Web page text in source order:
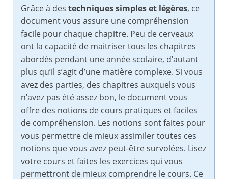
Grâce à des techniques simples et légères, ce
document vous assure une compréhension
facile pour chaque chapitre. Peu de cerveaux
ont la capacité de maitriser tous les chapitres
abordés pendant une année scolaire, d’autant
plus qu’il s’agit d’une matière complexe. Si vous
avez des parties, des chapitres auxquels vous
n’avez pas été assez bon, le document vous
offre des notions de cours pratiques et faciles
de compréhension. Les notions sont faites pour
vous permettre de mieux assimiler toutes ces
notions que vous avez peut-être survolées. Lisez
votre cours et faites les exercices qui vous
permettront de mieux comprendre le cours. Ce